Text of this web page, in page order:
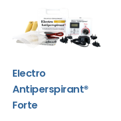
Electro
Antiperspirant®
Forte